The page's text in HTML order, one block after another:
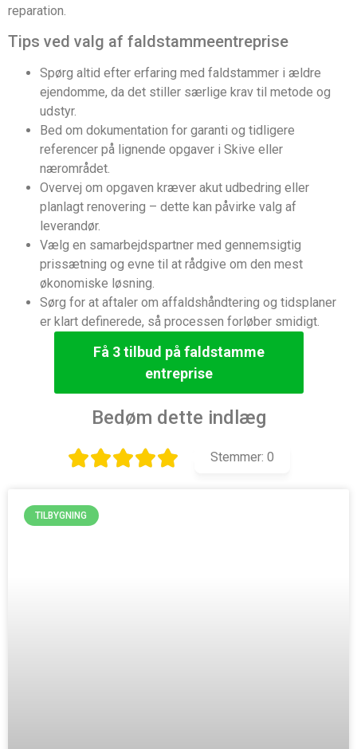
reparation.
Tips ved valg af faldstammeentreprise
Spørg altid efter erfaring med faldstammer i ældre
ejendomme, da det stiller særlige krav til metode og
udstyr.
Bed om dokumentation for garanti og tidligere
referencer på lignende opgaver i Skive eller
nærområdet.
Overvej om opgaven kræver akut udbedring eller
planlagt renovering – dette kan påvirke valg af
leverandør.
Vælg en samarbejdspartner med gennemsigtig
prissætning og evne til at rådgive om den mest
økonomiske løsning.
Sørg for at aftaler om affaldshåndtering og tidsplaner
er klart definerede, så processen forløber smidigt.
Få 3 tilbud på faldstamme
entreprise
Bedøm dette indlæg
Stemmer: 0
TILBYGNING